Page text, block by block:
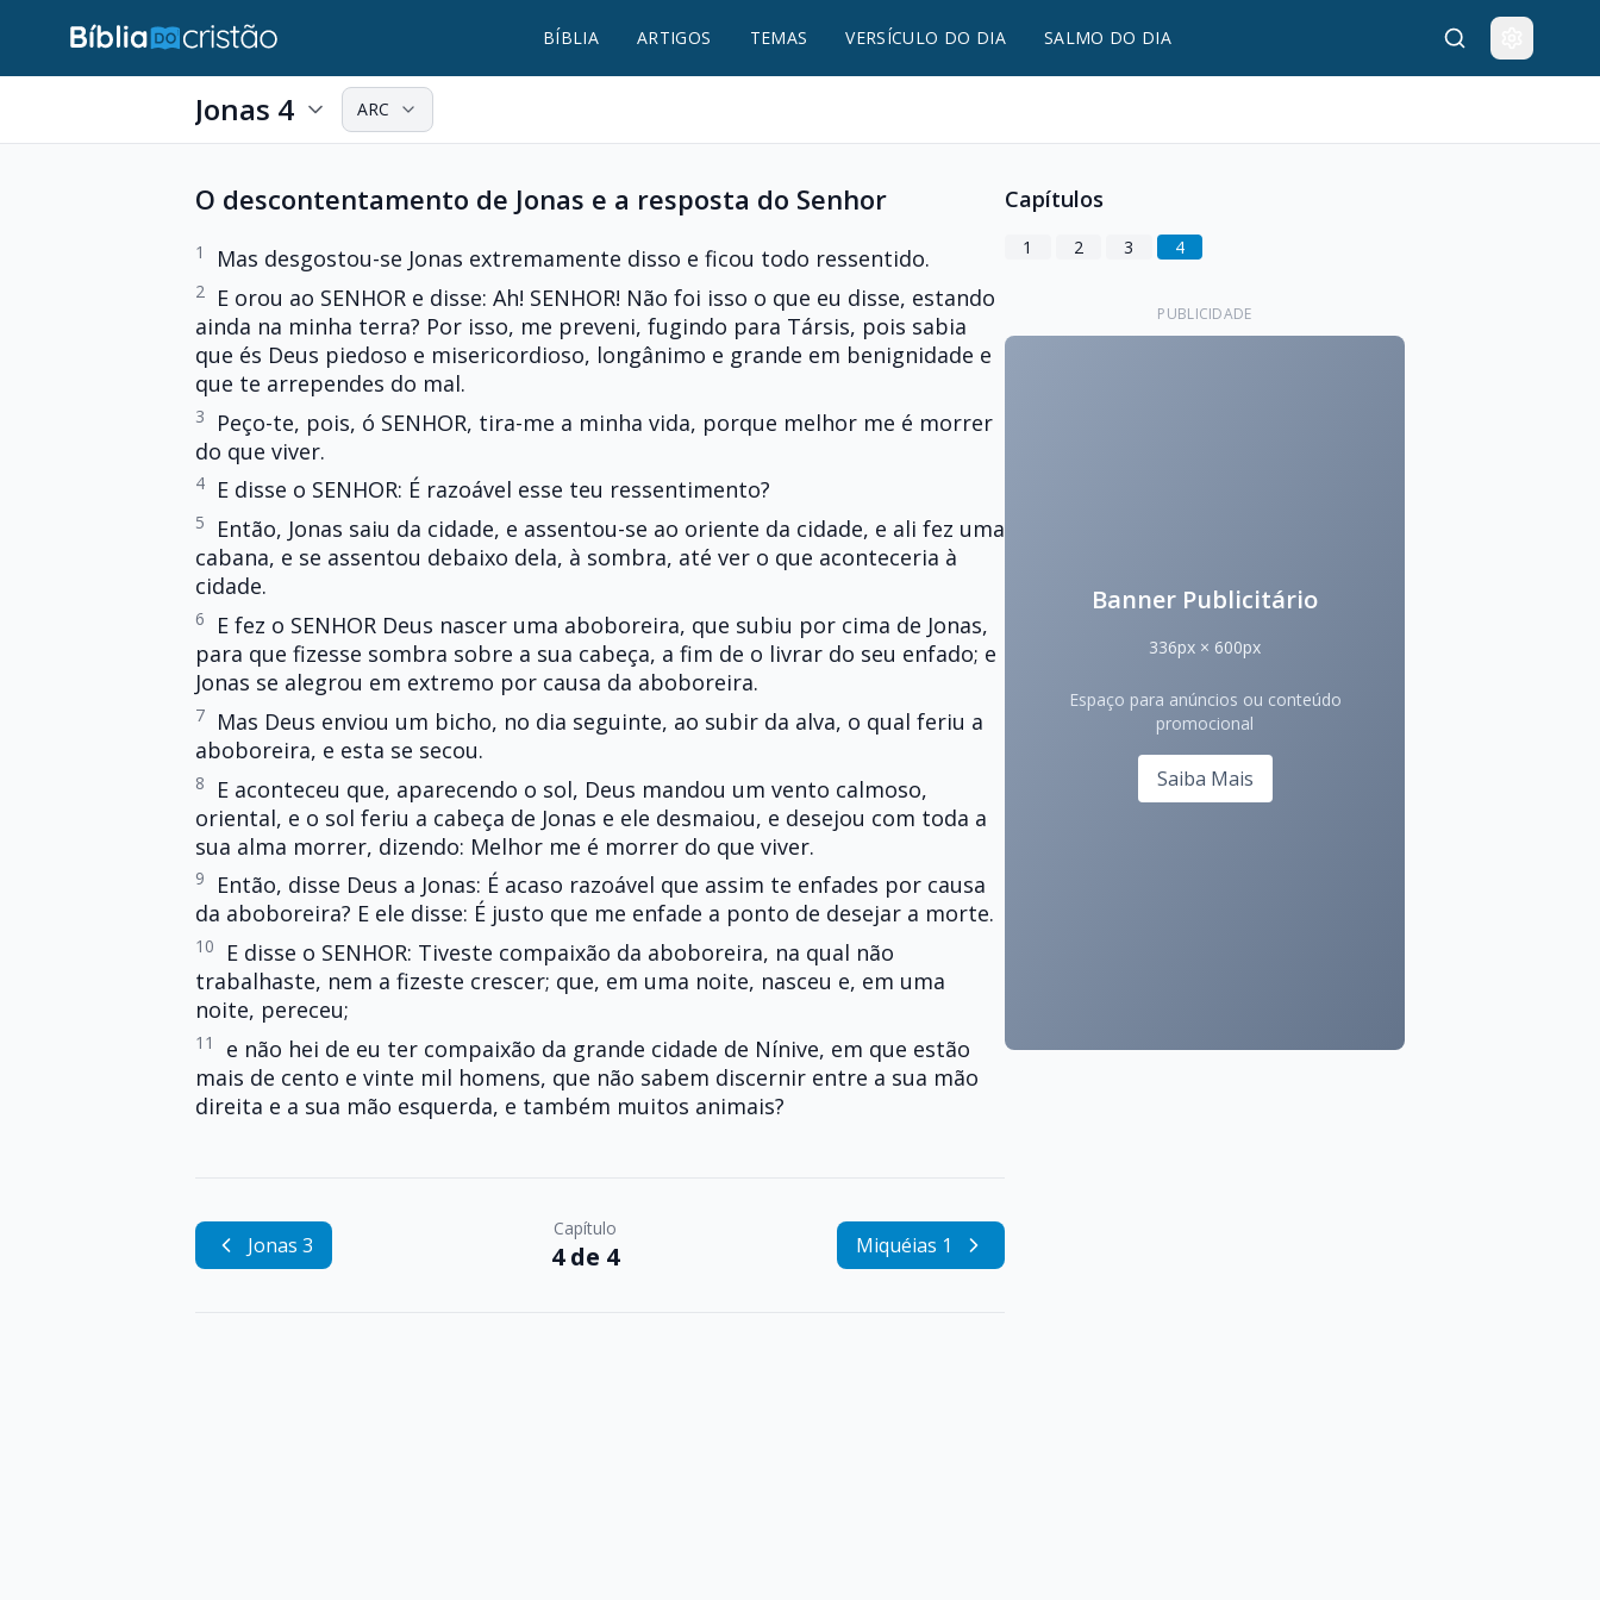
BÍBLIA ARTIGOS TEMAS VERSÍCULO DO DIA SALMO DO DIA
Jonas 4 ARC
O descontentamento de Jonas e a resposta do Senhor
1 Mas desgostou-se Jonas extremamente disso e ficou todo ressentido.
2
E orou ao SENHOR e disse: Ah! SENHOR! Não foi isso o que eu disse, estando
ainda na minha terra? Por isso, me preveni, fugindo para Társis, pois sabia
que és Deus piedoso e misericordioso, longânimo e grande em benignidade e
que te arrependes do mal.
3
Peço-te, pois, ó SENHOR, tira-me a minha vida, porque melhor me é morrer
do que viver.
4 E disse o SENHOR: É razoável esse teu ressentimento?
5
Então, Jonas saiu da cidade, e assentou-se ao oriente da cidade, e ali fez uma
cabana, e se assentou debaixo dela, à sombra, até ver o que aconteceria à
cidade.
6
E fez o SENHOR Deus nascer uma aboboreira, que subiu por cima de Jonas,
para que fizesse sombra sobre a sua cabeça, a fim de o livrar do seu enfado; e
Jonas se alegrou em extremo por causa da aboboreira.
7
Mas Deus enviou um bicho, no dia seguinte, ao subir da alva, o qual feriu a
aboboreira, e esta se secou.
8
E aconteceu que, aparecendo o sol, Deus mandou um vento calmoso,
oriental, e o sol feriu a cabeça de Jonas e ele desmaiou, e desejou com toda a
sua alma morrer, dizendo: Melhor me é morrer do que viver.
9
Então, disse Deus a Jonas: É acaso razoável que assim te enfades por causa
da aboboreira? E ele disse: É justo que me enfade a ponto de desejar a morte.
10
E disse o SENHOR: Tiveste compaixão da aboboreira, na qual não
trabalhaste, nem a fizeste crescer; que, em uma noite, nasceu e, em uma
noite, pereceu;
11
e não hei de eu ter compaixão da grande cidade de Nínive, em que estão
mais de cento e vinte mil homens, que não sabem discernir entre a sua mão
direita e a sua mão esquerda, e também muitos animais?
Jonas 3
Capítulo
4 de 4 Miquéias 1
Capítulos
1 2 3 4
PUBLICIDADE
Banner Publicitário
336px × 600px
Espaço para anúncios ou conteúdo
promocional
Saiba Mais